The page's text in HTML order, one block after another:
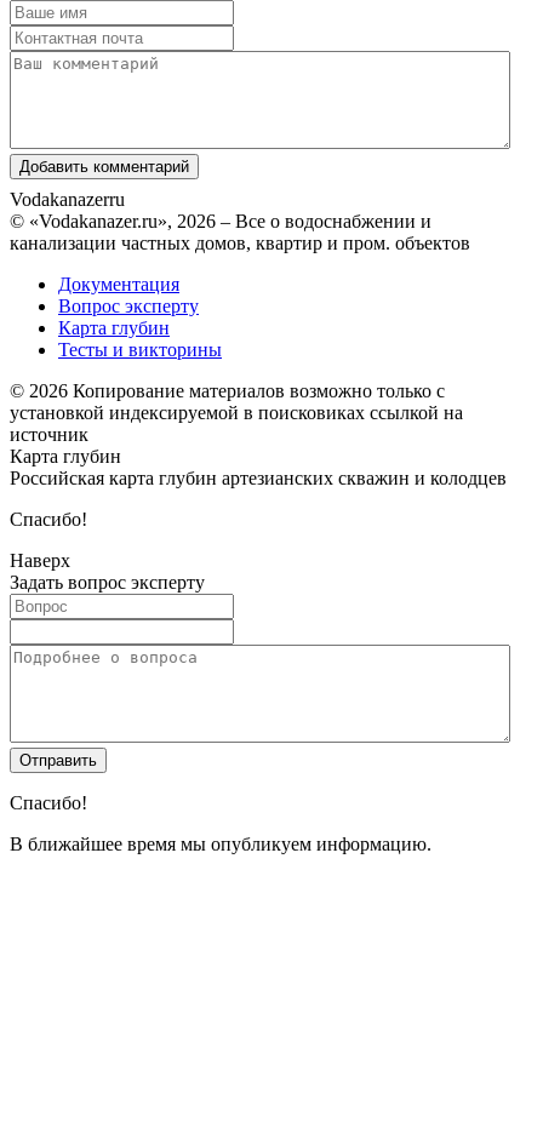
Vodakanazerru
© «Vodakanazer.ru», 2026 – Все о водоснабжении и
канализации частных домов, квартир и пром. объектов
Документация
Вопрос эксперту
Карта глубин
Тесты и викторины
© 2026 Копирование материалов возможно только с
установкой индексируемой в поисковиках ссылкой на
источник
Карта глубин
Российская карта глубин артезианских скважин и колодцев
Спасибо!
Наверх
Задать вопрос эксперту
Спасибо!
В ближайшее время мы опубликуем информацию.